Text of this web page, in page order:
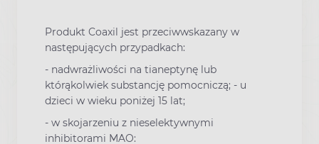
Produkt Coaxil jest przeciwwskazany w
następujących przypadkach:
- nadwrażliwości na tianeptynę lub
którąkolwiek substancję pomocniczą; - u
dzieci w wieku poniżej 15 lat;
- w skojarzeniu z nieselektywnymi
inhibitorami MAO: